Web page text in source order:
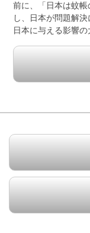
前に、「日本は蚊
し、日本が問題解
日本に与える影響の